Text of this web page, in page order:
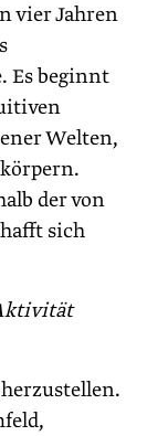
vier Jahren
Es beginnt
Welten,
der von
sich